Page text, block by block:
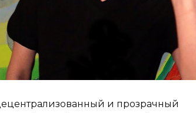
и прозрачный